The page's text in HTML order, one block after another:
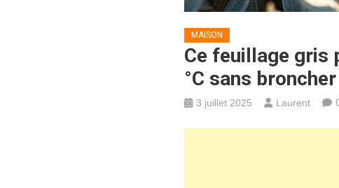
MAISON
Ce feuillage gris
°C sans broncher
3 juillet 2025 Laurent